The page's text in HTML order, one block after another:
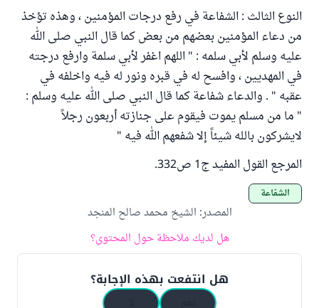
النوع الثالث : الشفاعة في رفع درجات المؤمنين ، وهذه تؤخذ
من دعاء المؤمنين بعضهم من بعض كما قال النبي صلى الله
عليه وسلم لأبي سلمه : " اللهم اغفر لأبي سلمة وارفع درجته
في المهديين ، وافسح له في قبره ونور له فيه واخلفه في
عقبه " . والدعاء شفاعة كما قال النبي صلى الله عليه وسلم :
" ما من مسلم يموت فيقوم على جنازته أربعون رجلاً
لايشركون بالله شيئاً إلا شفعهم الله فيه "
المرجع القول المفيد ج1 ص332.
الشفاعة
المصدر: الشيخ محمد صالح المنجد
هل لديك ملاحظة حول المحتوى؟
هل انتفعت بهذه الإجابة؟